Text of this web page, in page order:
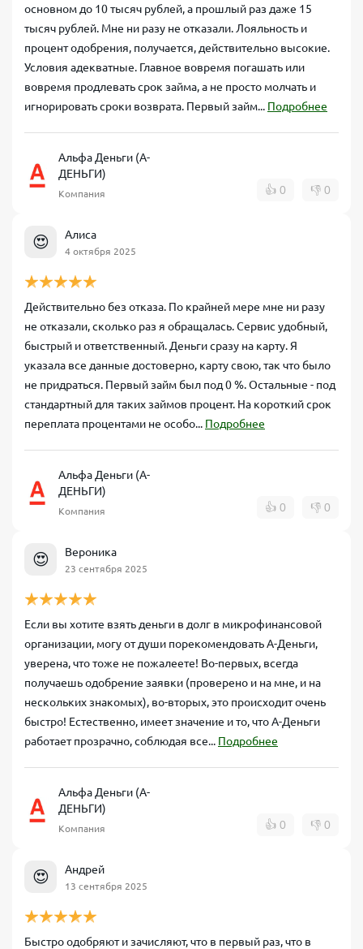
основном до 10 тысяч рублей, а прошлый раз даже 15
тысяч рублей. Мне ни разу не отказали. Лояльность и
процент одобрения, получается, действительно высокие.
Условия адекватные. Главное вовремя погашать или
вовремя продлевать срок займа, а не просто молчать и
игнорировать сроки возврата. Первый займ... Подробнее
Альфа Деньги (А-
ДЕНЬГИ)
Компания 👍 0 👎 0
😍 Алиса
4 октября 2025
Действительно без отказа. По крайней мере мне ни разу
не отказали, сколько раз я обращалась. Сервис удобный,
быстрый и ответственный. Деньги сразу на карту. Я
указала все данные достоверно, карту свою, так что было
не придраться. Первый займ был под 0 %. Остальные - под
стандартный для таких займов процент. На короткий срок
переплата процентами не особо... Подробнее
Альфа Деньги (А-
ДЕНЬГИ)
Компания 👍 0 👎 0
😍 Вероника
23 сентября 2025
Если вы хотите взять деньги в долг в микрофинансовой
организации, могу от души порекомендовать А-Деньги,
уверена, что тоже не пожалеете! Во-первых, всегда
получаешь одобрение заявки (проверено и на мне, и на
нескольких знакомых), во-вторых, это происходит очень
быстро! Естественно, имеет значение и то, что А-Деньги
работает прозрачно, соблюдая все... Подробнее
Альфа Деньги (А-
ДЕНЬГИ)
Компания 👍 0 👎 0
😍 Андрей
13 сентября 2025
Быстро одобряют и зачисляют, что в первый раз, что в